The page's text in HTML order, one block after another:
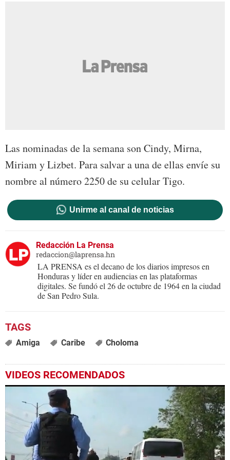
Las nominadas de la semana son Cindy, Mirna,
Miriam y Lizbet. Para salvar a una de ellas envíe su
nombre al número 2250 de su celular Tigo.
Unirme al canal de noticias
Redacción La Prensa
redaccion@laprensa.hn
LA PRENSA es el decano de los diarios impresos en
Honduras y líder en audiencias en las plataformas
digitales. Se fundó el 26 de octubre de 1964 en la ciudad
de San Pedro Sula.
Amiga Caribe Choloma
VIDEOS RECOMENDADOS